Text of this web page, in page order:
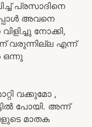
പ്രസാദിനെ
അവനെ
നോക്കി,
വരുന്നില്ല എന്ന്
വക്കുമോ ,
പോയി. അന്ന്
മാതക